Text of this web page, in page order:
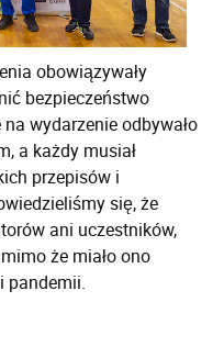
obowiązywały
bezpieczeństwo
wydarzenie odbywało
a każdy musiał
przepisów i
się, że
ani uczestników,
że miało ono
pandemii.